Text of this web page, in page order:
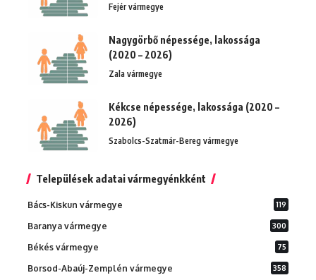
Fejér vármegye
Nagygörbő népessége, lakossága
(2020 – 2026)
Zala vármegye
Kékcse népessége, lakossága (2020 –
2026)
Szabolcs-Szatmár-Bereg vármegye
Települések adatai vármegyénkként
Bács-Kiskun vármegye 119
Baranya vármegye 300
Békés vármegye 75
Borsod-Abaúj-Zemplén vármegye 358